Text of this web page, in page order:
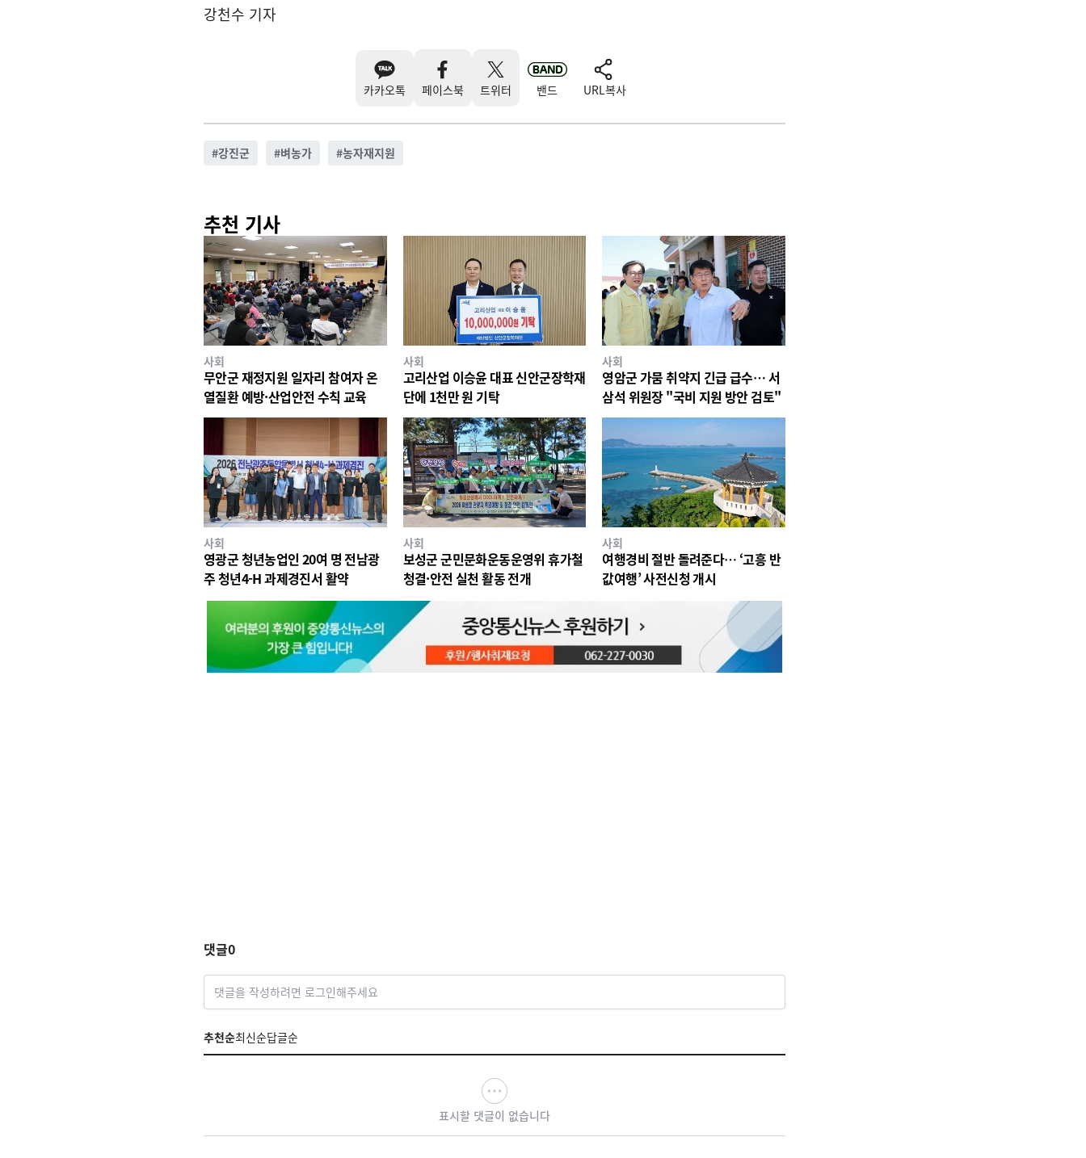
강천수 기자
카카오톡 페이스북 트위터 밴드 URL복사
#강진군 #벼농가 #농자재지원
추천 기사
사회
무안군 재정지원 일자리 참여자 온
열질환 예방·산업안전 수칙 교육
사회
고리산업 이승윤 대표 신안군장학재
단에 1천만 원 기탁
사회
영암군 가뭄 취약지 긴급 급수… 서
삼석 위원장 "국비 지원 방안 검토"
사회
영광군 청년농업인 20여 명 전남광
주 청년4-H 과제경진서 활약
사회
보성군 군민문화운동운영위 휴가철
청결·안전 실천 활동 전개
사회
여행경비 절반 돌려준다… ‘고흥 반
값여행’ 사전신청 개시
댓글0
댓글을 작성하려면 로그인해주세요
추천순최신순답글순
표시할 댓글이 없습니다